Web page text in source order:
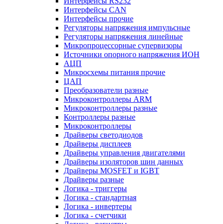
Интерфейсы CAN
Интерфейсы прочие
Регуляторы напряжения импульсные
Регуляторы напряжения линейные
Микропроцессорные супервизоры
Источники опорного напряжения ИОН
АЦП
Микросхемы питания прочие
ЦАП
Преобразователи разные
Микроконтроллеры ARM
Микроконтроллеры разные
Контроллеры разные
Микроконтроллеры
Драйверы светодиодов
Драйверы дисплеев
Драйверы управления двигателями
Драйверы изоляторов шин данных
Драйверы MOSFET и IGBT
Драйверы разные
Логика - триггеры
Логика - стандартная
Логика - инвертеры
Логика - счетчики